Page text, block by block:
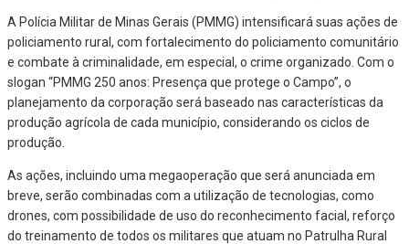
A Polícia Militar de Minas Gerais (PMMG) intensificará suas ações de
policiamento rural, com fortalecimento do policiamento comunitário
e combate à criminalidade, em especial, o crime organizado. Com o
slogan “PMMG 250 anos: Presença que protege o Campo”, o
planejamento da corporação será baseado nas características da
produção agrícola de cada município, considerando os ciclos de
produção.
As ações, incluindo uma megaoperação que será anunciada em
breve, serão combinadas com a utilização de tecnologias, como
drones, com possibilidade de uso do reconhecimento facial, reforço
do treinamento de todos os militares que atuam no Patrulha Rural